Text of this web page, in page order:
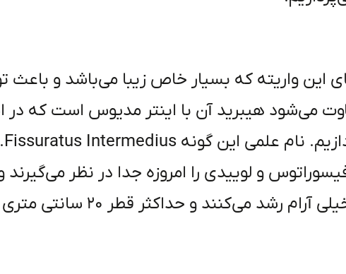
این واریته که بسیار خاص زیبا می‌باشد و باعث
می‌شود هیبرید آن با اینتر مدیوس است که در
و لوییدی را امروزه جدا در نظر می‌گیرند
می‌کنند و حداکثر قطر ۲۰ سانتی متری می‌گیرند.